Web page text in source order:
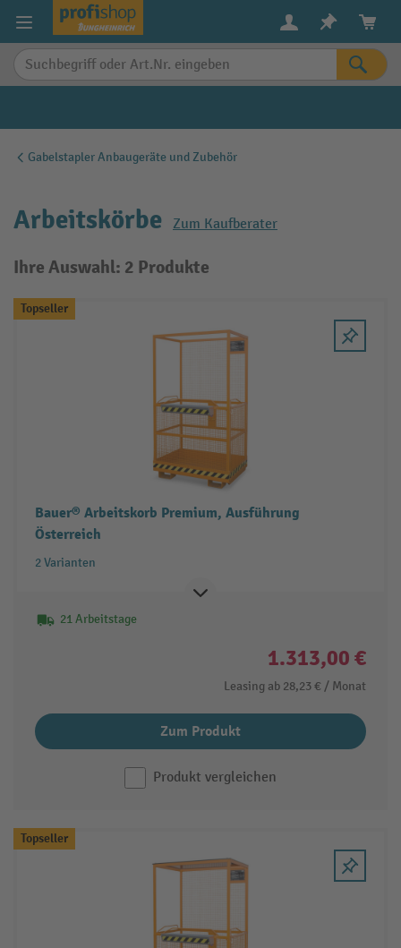
springen
Gabelstapler Anbaugeräte und Zubehör
Arbeitskörbe Zum Kaufberater
Ihre Auswahl: 2 Produkte
Topseller
Bauer® Arbeitskorb Premium, Ausführung
Österreich
2 Varianten
21 Arbeitstage
1.313,00 €
Leasing ab 28,23 € / Monat
Zum Produkt
Produkt vergleichen
Topseller